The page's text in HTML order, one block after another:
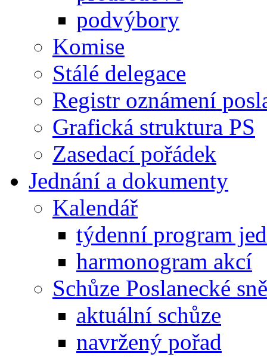
podvýbory
Komise
Stálé delegace
Registr oznámení
Grafická struktura PS
Zasedací pořádek
Jednání a dokumenty
Kalendář
týdenní program
harmonogram akcí
Schůze Poslanecké
aktuální schůze
navržený pořad